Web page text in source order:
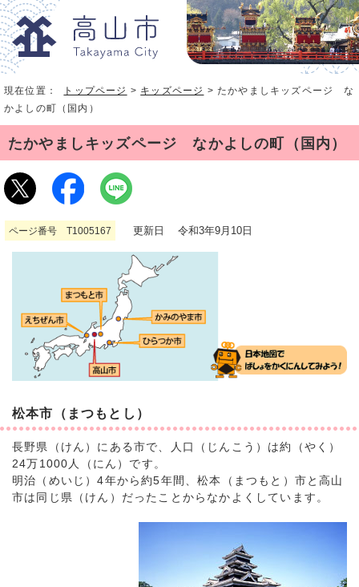
現在位置： トップページ > キッズページ > たかやましキッズページ な
かよしの町（国内）
たかやましキッズページ なかよしの町（国内）
ページ番号 T1005167 更新日 令和3年9月10日
松本市（まつもとし）
長野県（けん）にある市で、人口（じんこう）は約（やく）
24万1000人（にん）です。
明治（めいじ）4年から約5年間、松本（まつもと）市と高山
市は同じ県（けん）だったことからなかよくしています。